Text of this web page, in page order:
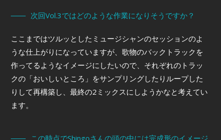
次回Vol.3ではどのような作業になりそうですか？
ここまではツルッとしたミュージシャンのセッションのよ
うな仕上がりになっていますが、歌物のバックトラックを
作ってるようなイメージにしたいので、それぞれのトラッ
クの「おいしいところ」をサンプリングしたりループした
りして再構築し、最終の2ミックスにしようかなと考えてい
ます。
この時点でShingoさんの頭の中には完成形のイメージ